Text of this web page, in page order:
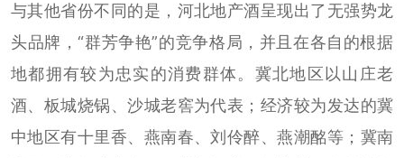
与其他省份不同的是，河北地产酒呈现出了无强势龙
头品牌，“群芳争艳”的竞争格局，并且在各自的根据
地都拥有较为忠实的消费群体。冀北地区以山庄老
酒、板城烧锅、沙城老窖为代表；经济较为发达的冀
中地区有十里香、燕南春、刘伶醉、燕潮酩等；冀南